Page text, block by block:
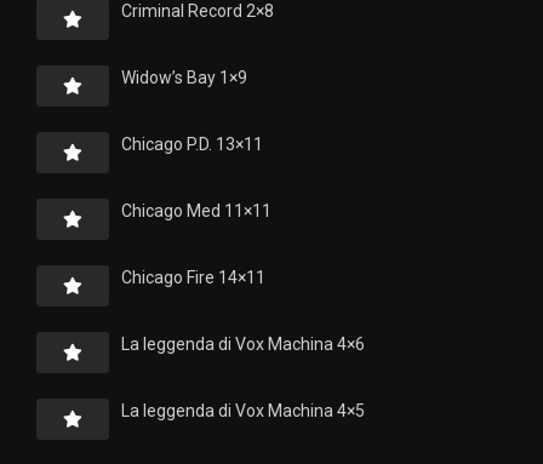
Criminal Record 2×8
Widow’s Bay 1×9
Chicago P.D. 13×11
Chicago Med 11×11
Chicago Fire 14×11
La leggenda di Vox Machina 4×6
La leggenda di Vox Machina 4×5